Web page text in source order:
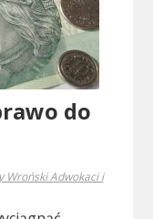
do
Wroński Adwokaci i